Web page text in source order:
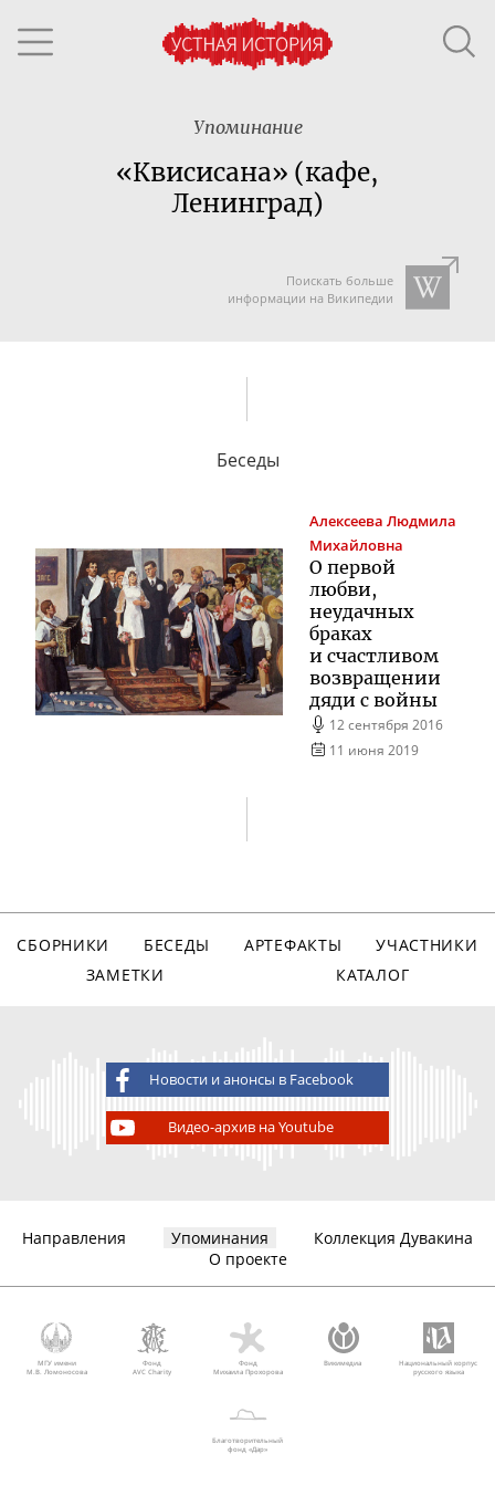
Упоминание
«Квисисана» (кафе,
Ленинград)
Поискать больше
информации на Википедии
Беседы
Алексеева Людмила
Михайловна
О первой
любви,
неудачных
браках
и счастливом
возвращении
дяди с войны
12 сентября 2016
11 июня 2019
СБОРНИКИ БЕСЕДЫ АРТЕФАКТЫ
УЧАСТНИКИ
ЗАМЕТКИ
КАТАЛОГ
Новости и анонсы в Facebook
Видео-архив на Youtube
Направления Упоминания
Коллекция Дувакина
О проекте
МГУ имени
М.В. Ломоносова
Фонд
AVC Charity
Фонд
Михаила Прохорова
Викимедиа
Национальный корпус
русского языка
Благотворительный
фонд «Дар»